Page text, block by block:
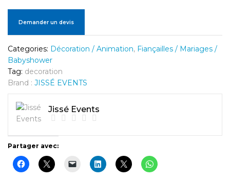
Demander un devis
Categories: Décoration / Animation, Fiançailles / Mariages /
Babyshower
Tag: decoration
Brand : JISSÉ EVENTS
Jissé Events
Partager avec: